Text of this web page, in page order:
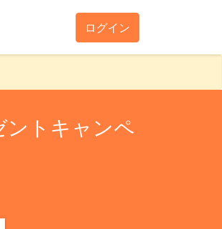
ログイン
ントキャンペ